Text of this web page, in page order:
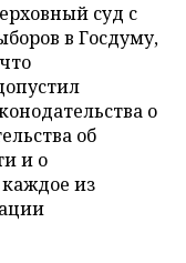
суд с
в Госдуму,
о
об
и о
из